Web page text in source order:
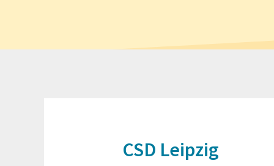
CSD Leipzig